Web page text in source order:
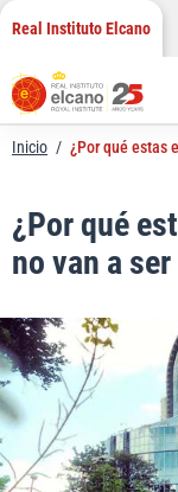
Saltar
contenido
Real Instituto Elcano
Inicio / ¿Por qué estas
¿Por qué
no van a